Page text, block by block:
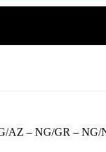
AZ – NG/GR – NG/